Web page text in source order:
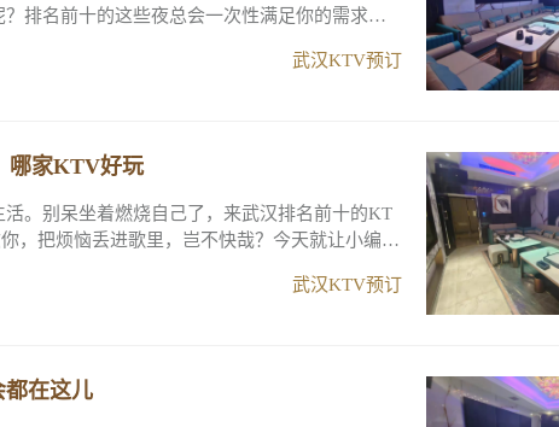
排名前十的这些夜总会一次性满足你的需求！
评分。...
武汉KTV预订
哪家KTV好玩
。别呆坐着燃烧自己了，来武汉排名前十的KT
，把烦恼丢进歌里，岂不快哉？今天就让小编拿
...
武汉KTV预订
都在这儿